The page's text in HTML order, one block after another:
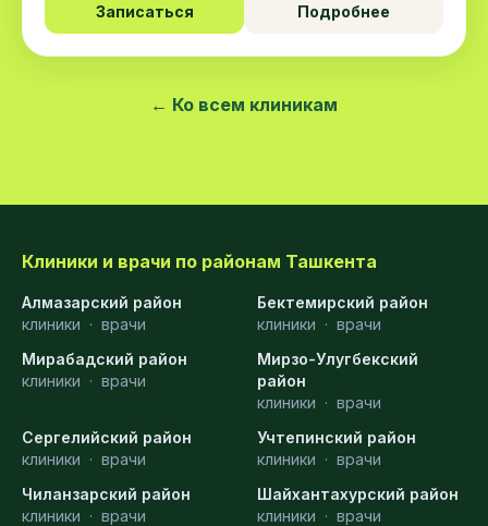
Записаться
Подробнее
← Ко всем клиникам
Клиники и врачи по районам Ташкента
Алмазарский район
клиники · врачи
Бектемирский район
клиники · врачи
Мирабадский район
клиники · врачи
Мирзо-Улугбекский
район
клиники · врачи
Сергелийский район
клиники · врачи
Учтепинский район
клиники · врачи
Чиланзарский район
клиники · врачи
Шайхантахурский район
клиники · врачи